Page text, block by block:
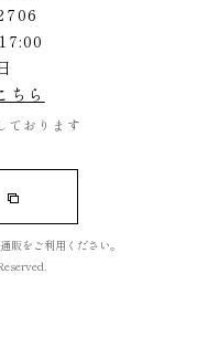
ちら
ております
販をご利用ください。